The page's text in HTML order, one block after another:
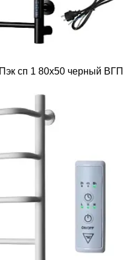
сп 1 80х50 черный ВГП